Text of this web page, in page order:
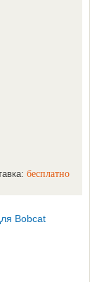
бесплатно